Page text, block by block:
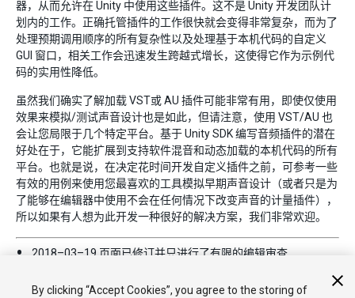
器，从而允许在 Unity 中使用这些插件。这不是 Unity 开发团队计
划内的工作。正确托管插件的工作很快就会变得非常复杂，而为了
处理预期调用顺序的所有复杂性以及处理基于本机代码的自定义
GUI 窗口，相关工作会迅速发生跨越式增长，这使得它作为示例代
码的实用性降低。
虽然我们确实了解加载 VST或 AU 插件可能非常有用，即使仅使用
效果来模拟/测试声音设计也是如此，但请注意，使用 VST/AU 也
会让您局限于几个特定平台。基于 Unity SDK 编写音频插件的潜在
好处在于，它能扩展到支持软件混音和动态加载的本机代码的所有
平台。也就是说，在决定花时间开发自定义插件之前，可参考一些
有效的用例来使用您最喜欢的工具模拟早期声音设计（或者只是为
了能够在编辑器中使用不会在任何情况下改变声音的计量插件），
所以如果有人想为此开发一种很好的解决方案，我们非常欢迎。
2018–03–19 页面已修订并只进行了有限的编辑审查
By clicking “Accept Cookies”, you agree to the storing of